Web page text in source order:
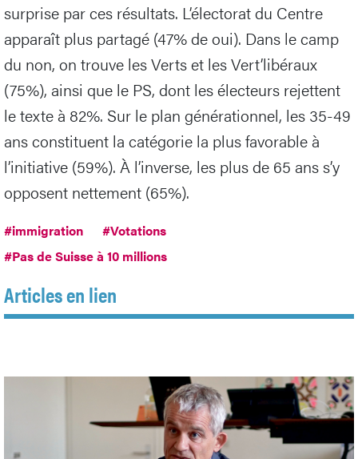
surprise par ces résultats. L’électorat du Centre
apparaît plus partagé (47% de oui). Dans le camp
du non, on trouve les Verts et les Vert’libéraux
(75%), ainsi que le PS, dont les électeurs rejettent
le texte à 82%. Sur le plan générationnel, les 35-49
ans constituent la catégorie la plus favorable à
l’initiative (59%). À l’inverse, les plus de 65 ans s’y
opposent nettement (65%).
#immigration
#Votations
#Pas de Suisse à 10 millions
Articles en lien